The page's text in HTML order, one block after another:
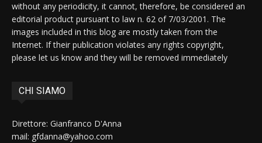
without any periodicity, it cannot, therefore, be considered an
editorial product pursuant to law n. 62 of 7/03/2001. The
images included in this blog are mostly taken from the
Internet. If their publication violates any rights copyright,
please let us know and they will be removed immediately
CHI SIAMO
Direttore: Gianfranco D'Anna
mail: gfdanna@yahoo.com